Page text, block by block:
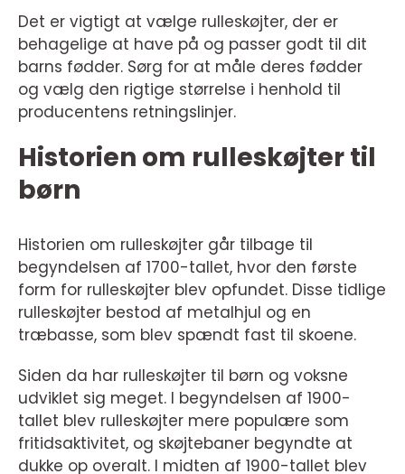
Det er vigtigt at vælge rulleskøjter, der er
behagelige at have på og passer godt til dit
barns fødder. Sørg for at måle deres fødder
og vælg den rigtige størrelse i henhold til
producentens retningslinjer.
Historien om rulleskøjter til
børn
Historien om rulleskøjter går tilbage til
begyndelsen af 1700-tallet, hvor den første
form for rulleskøjter blev opfundet. Disse tidlige
rulleskøjter bestod af metalhjul og en
træbasse, som blev spændt fast til skoene.
Siden da har rulleskøjter til børn og voksne
udviklet sig meget. I begyndelsen af 1900-
tallet blev rulleskøjter mere populære som
fritidsaktivitet, og skøjtebaner begyndte at
dukke op overalt. I midten af 1900-tallet blev